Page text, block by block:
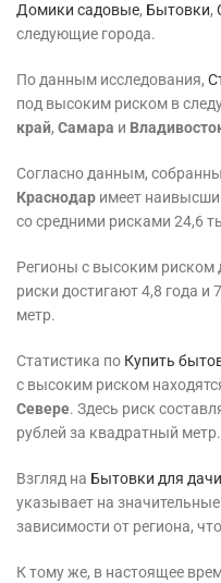
Домики садовые, Бытовки,
следующие города.
По данным исследования,
под высоким риском в
край, Самара и
Согласно данным,
Краснодар имеет
со средними рисками 24,6
Регионы с высоким риском
риски достигают 4,8 года и
метр.
Статистика по Купить
с высоким риском
Севере. Здесь риск
рублей за квадратный метр.
Взгляд на Бытовки для дачи
указывает на
зависимости от региона,
К тому же, в настоящее